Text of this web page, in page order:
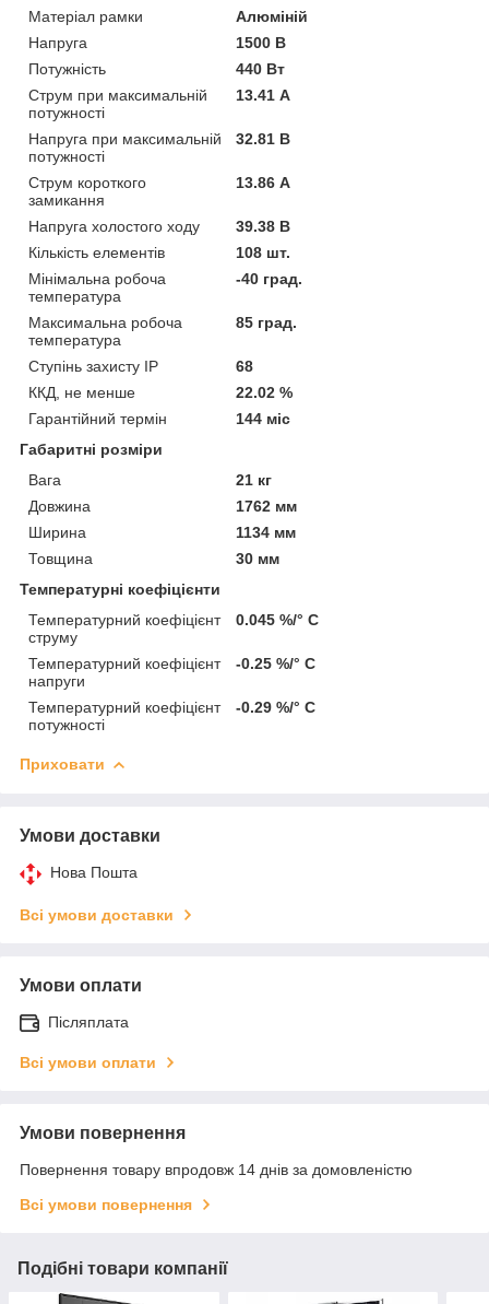
Матеріал рамки
Алюміній
Напруга
1500 В
Потужність
440 Вт
Струм при максимальній
потужності
13.41 А
Напруга при максимальній
потужності
32.81 В
Струм короткого
замикання
13.86 А
Напруга холостого ходу
39.38 В
Кількість елементів
108 шт.
Мінімальна робоча
температура
-40 град.
Максимальна робоча
температура
85 град.
Ступінь захисту IP
68
ККД, не менше
22.02 %
Гарантійний термін
144 міс
Габаритні розміри
Вага
21 кг
Довжина
1762 мм
Ширина
1134 мм
Товщина
30 мм
Температурні коефіцієнти
Температурний коефіцієнт
струму
0.045 %/° С
Температурний коефіцієнт
напруги
-0.25 %/° С
Температурний коефіцієнт
потужності
-0.29 %/° С
Приховати
Умови доставки
Нова Пошта
Всі умови доставки
Умови оплати
Післяплата
Всі умови оплати
Умови повернення
Повернення товару впродовж 14 днів за домовленістю
Всі умови повернення
Подібні товари компанії